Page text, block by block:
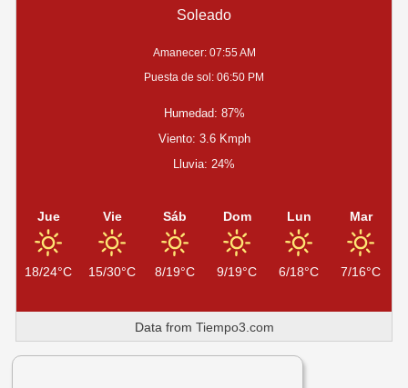
Soleado
Amanecer: 07:55 AM
Puesta de sol: 06:50 PM
Humedad: 87%
Viento: 3.6 Kmph
Lluvia: 24%
Jue
18/24°C
Vie
15/30°C
Sáb
8/19°C
Dom
9/19°C
Lun
6/18°C
Mar
7/16°C
Data from Tiempo3.com